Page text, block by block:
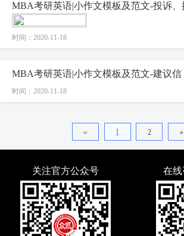
MBA考研英语|小作文模板及范文-投诉
时间：2020-11-18
MBA考研英语|小作文模板及范文-建议信
时间：2020-11-18
« 1 2 »
关注官方公众号 在线